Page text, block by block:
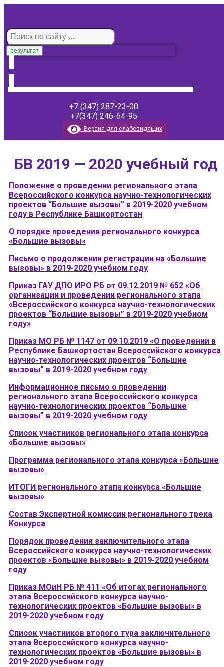
результат
+7 (347) 287-23-00
+7(347) 246-64-95
Версия для слабовидящих
БВ 2019 — 2020 учебный год
Положение о проведении регионального этапа
Всероссийского конкурса научно-технологических
проектов “Большие вызовы” в 2019-2020 учебном
году в Республике Башкортостан
О порядке проведения регионального конкурса
«Большие вызовы»
Письмо о продолжении регистрации на «Большие
вызовы» в 2019-2020 учебном году
Приказ ГАУ ДПО ИРО РБ от 09.12.2019 № 652 «Об
организации и проведении регионального этапа
«Всероссийского конкурса научно-технологических
проектов “Большие вызовы” в 2019-2020 учебном
году»
Приказ МО РБ № 1147 от 09.10.2019 «О проведении в
Республике Башкортостан Всероссийского конкурса
научно-технологических проектов “Большие
вызовы” в 2019-2020 учебном году
Информационное письмо о проведении
регионального этапа Всероссийского конкурса
научно-технологических проектов “Большие
вызовы” в 2019-2020 учебном году
Список участников регионального этапа конкурса
«Большие вызовы»
Программа регионального этапа конкурса «Большие
вызовы»
ИТОГИ регионального этапа конкурса «Большие
вызовы»
Состав Экспертной комиссии регионального трека
Конкурса
Порядок проведения заключительного этапа
Всероссийского конкурса научно-технологических
проектов «Большие вызовы» в 2019-2020 учебном
году
Приказ МОиН РБ № 411 «Об итогах регионального
этапа Всероссийского конкурса научно-
технологических проектов «Большие вызовы» в
2019-2020 учебном году
Список участников второго тура заключительного
этапа Всероссийского конкурса научно-
технологических проектов «Большие вызовы» в
2019-2020 учебном году